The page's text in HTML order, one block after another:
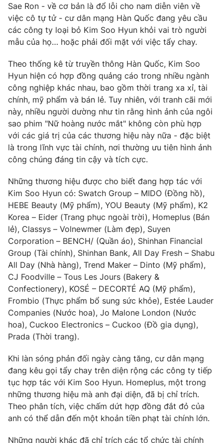
Hậu trường
Nhân vật
Khán giả
Giải sao mai
Điện ảnh
Âm nhạc
Đời sống
Du lịch
Làm đẹp
Chất lượng cuộc sống
Tuyển sinh
Học trực tuyến
Công nghệ
Hitech Công nghệ tương lai
Sản phẩm
Thị trường
Tư vấn
Giao lưu trực tuyến
Lịch phát sóng
Emagazine Podcast
Photo Infographic
Video Shorts video
VTV Money VTV Thể thao
VTV Sức khoẻ Bất động sản
Thị trường 24h
VTV4 Vươn mình bằng AI
VTV9 VTV8
Liên hệ tòa soạn English
Sae Ron - về cơ bản là đổ lỗi cho nam diễn viên về
việc cô tự tử - cư dân mạng Hàn Quốc đang yêu cầu
các công ty loại bỏ Kim Soo Hyun khỏi vai trò người
mẫu của họ… hoặc phải đối mặt với việc tẩy chay.
Theo thống kê từ truyền thông Hàn Quốc, Kim Soo
Hyun hiện có hợp đồng quảng cáo trong nhiều ngành
công nghiệp khác nhau, bao gồm thời trang xa xỉ, tài
chính, mỹ phẩm và bán lẻ. Tuy nhiên, với tranh cãi mới
này, nhiều người dường như tin rằng hình ảnh của ngôi
sao phim "Nữ hoàng nước mắt" không còn phù hợp
với các giá trị của các thương hiệu này nữa - đặc biệt
là trong lĩnh vực tài chính, nơi thường ưu tiên hình ảnh
công chúng đáng tin cậy và tích cực.
Những thương hiệu được cho biết đang hợp tác với
Kim Soo Hyun có: Swatch Group – MIDO (Đồng hồ),
HEBE Beauty (Mỹ phẩm), YOU Beauty (Mỹ phẩm), K2
Korea – Eider (Trang phục ngoài trời), Homeplus (Bán
lẻ), Classys – Volnewmer (Làm đẹp), Suyen
Corporation – BENCH/ (Quần áo), Shinhan Financial
Group (Tài chính), Shinhan Bank, All Day Fresh – Shabu
All Day (Nhà hàng), Trend Maker – Dinto (Mỹ phẩm),
CJ Foodville – Tous Les Jours (Bakery &
Confectionery), KOSÉ – DECORTÉ AQ (Mỹ phẩm),
Frombio (Thực phẩm bổ sung sức khỏe), Estée Lauder
Companies (Nước hoa), Jo Malone London (Nước
hoa), Cuckoo Electronics – Cuckoo (Đồ gia dụng),
Prada (Thời trang).
Khi làn sóng phản đối ngày càng tăng, cư dân mạng
đang kêu gọi tẩy chay trên diện rộng các công ty tiếp
tục hợp tác với Kim Soo Hyun. Homeplus, một trong
những thương hiệu mà anh đại diện, đã bị chỉ trích.
Theo phân tích, việc chấm dứt hợp đồng đắt đỏ của
anh có thể dẫn đến một khoản tiền phạt tài chính lớn.
Những người khác đã chỉ trích các tổ chức tài chính